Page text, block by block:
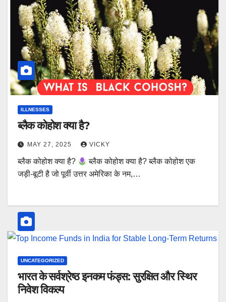
ILLNESSES
ब्लैक कोहोश क्या है?
MAY 27, 2025 VICKY
ब्लैक कोहोश क्या है?
ब्लैक कोहोश क्या है? ब्लैक कोहोश एक
जड़ी-बूटी है जो पूर्वी उत्तर अमेरिका के नम,…
UNCATEGORIZED
भारत के सर्वश्रेष्ठ इनकम फंड्स: सुरक्षित और स्थिर
निवेश विकल्प